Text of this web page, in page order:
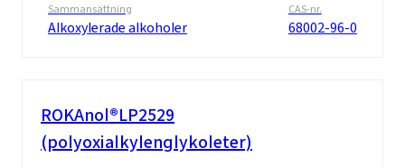
Sammansättning
Alkoxylerade alkoholer
CAS-nr.
68002-96-0
ROKAnol®LP2529
(polyoxialkylenglykoleter)